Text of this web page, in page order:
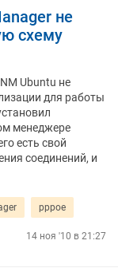
не
схему
Ubuntu не
для работы
менеджере
есть свой
соединений, и
pppoe
14 ноя '10 в 21:27